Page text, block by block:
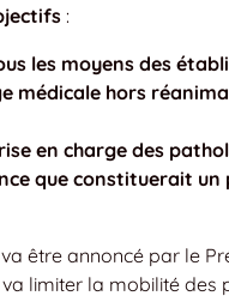
:
les moyens des
médicale hors
en charge des
que constituerait
être annoncé par le
limiter la mobilité des